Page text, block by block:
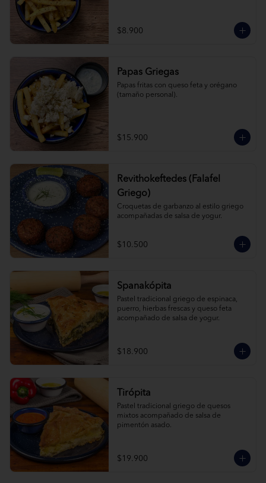
$8.900
Papas Griegas
Papas fritas con queso feta y orégano
(tamaño personal).
$15.900
Revithokeftedes (Falafel
Griego)
Croquetas de garbanzo al estilo griego
acompañadas de salsa de yogur.
$10.500
Spanakópita
Pastel tradicional griego de espinaca,
puerro, hierbas frescas y queso feta
acompañado de salsa de yogur.
$18.900
Tirópita
Pastel tradicional griego de quesos
mixtos acompañado de salsa de
pimentón asado.
$19.900